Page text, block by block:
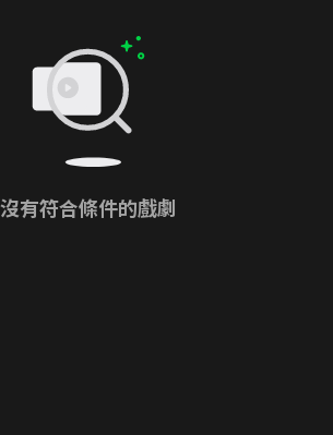
沒有符合條件的戲劇